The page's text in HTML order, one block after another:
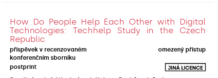
How Do People Help Each Other with Digital
Technologies: Techhelp Study in the Czech
Republic
příspěvek v recenzovaném
konferenčním sborníku
omezený přístup
postprint